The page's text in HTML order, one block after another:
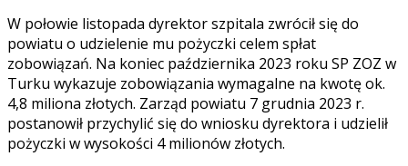
W połowie listopada dyrektor szpitala zwrócił się do
powiatu o udzielenie mu pożyczki celem spłat
zobowiązań. Na koniec października 2023 roku SP ZOZ w
Turku wykazuje zobowiązania wymagalne na kwotę ok.
4,8 miliona złotych. Zarząd powiatu 7 grudnia 2023 r.
postanowił przychylić się do wniosku dyrektora i udzielił
pożyczki w wysokości 4 milionów złotych.